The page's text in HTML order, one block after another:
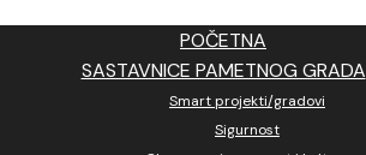
POČETNA
SASTAVNICE PAMETNOG GRADA
Smart projekti/gradovi
Sigurnost